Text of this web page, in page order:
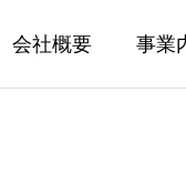
会社概要 事業